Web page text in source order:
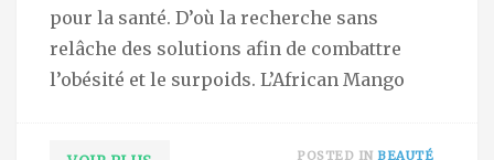
pour la santé. D’où la recherche sans
relâche des solutions afin de combattre
l’obésité et le surpoids. L’African Mango
POSTED IN BEAUTÉ